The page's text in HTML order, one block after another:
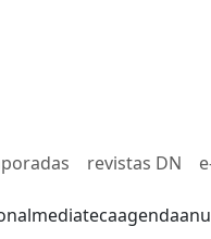
revistas DN
mediatecaagenda